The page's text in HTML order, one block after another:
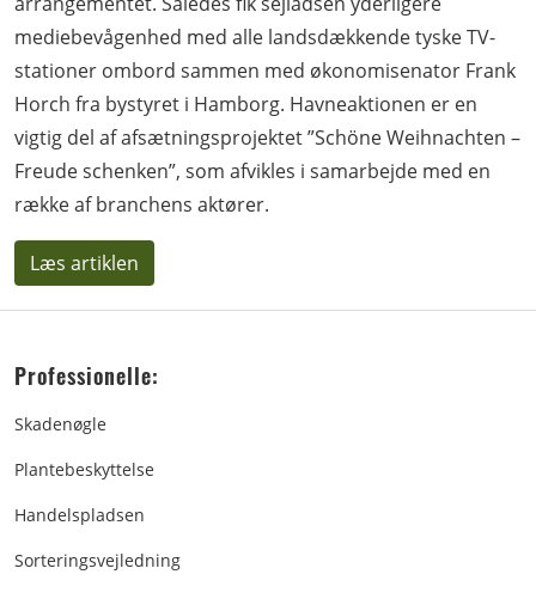
mediebevågenhed med alle landsdækkende tyske TV-
stationer ombord sammen med økonomisenator Frank
Horch fra bystyret i Hamborg. Havneaktionen er en
vigtig del af afsætningsprojektet ”Schöne Weihnachten –
Freude schenken”, som afvikles i samarbejde med en
række af branchens aktører.
Læs artiklen
Professionelle:
Skadenøgle
Plantebeskyttelse
Handelspladsen
Sorteringsvejledning